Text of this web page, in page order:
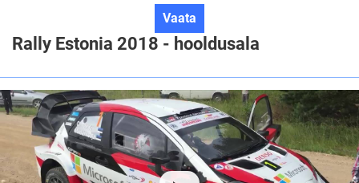
Vaata
Estonia
-
hooldusala
Rally Estonia 2018 - hooldusala